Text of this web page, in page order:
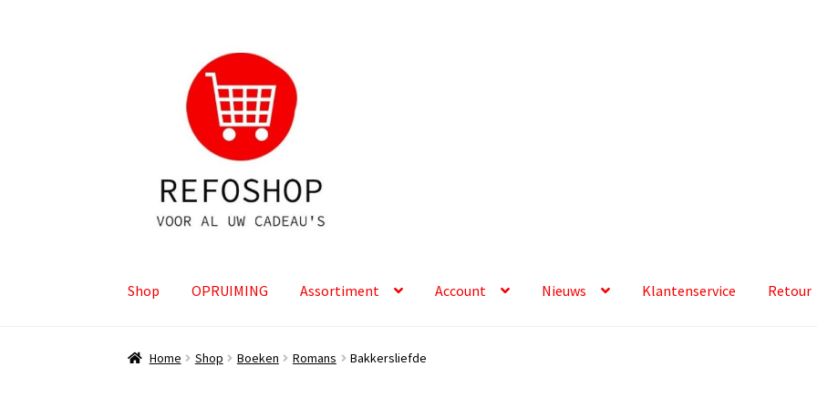
Shop OPRUIMING Assortiment Account Nieuws Klantenservice Retour
Home Shop Boeken Romans Bakkersliefde